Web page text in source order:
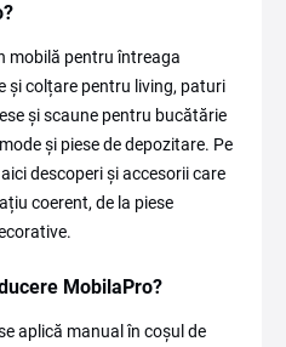
mobilă pentru întreaga
și colțare pentru living, paturi
și scaune pentru bucătărie
și piese de depozitare. Pe
descoperi și accesorii care
coerent, de la piese
MobilaPro?
aplică manual în coșul de